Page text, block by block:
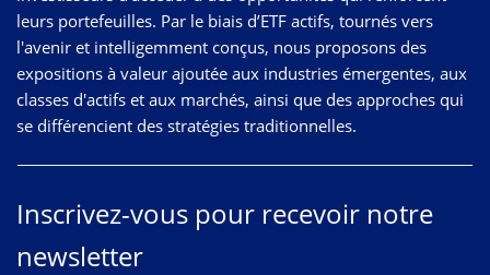
leurs portefeuilles. Par le biais d’ETF actifs, tournés vers
l'avenir et intelligemment conçus, nous proposons des
expositions à valeur ajoutée aux industries émergentes, aux
classes d'actifs et aux marchés, ainsi que des approches qui
se différencient des stratégies traditionnelles.
Inscrivez-vous pour recevoir notre
newsletter